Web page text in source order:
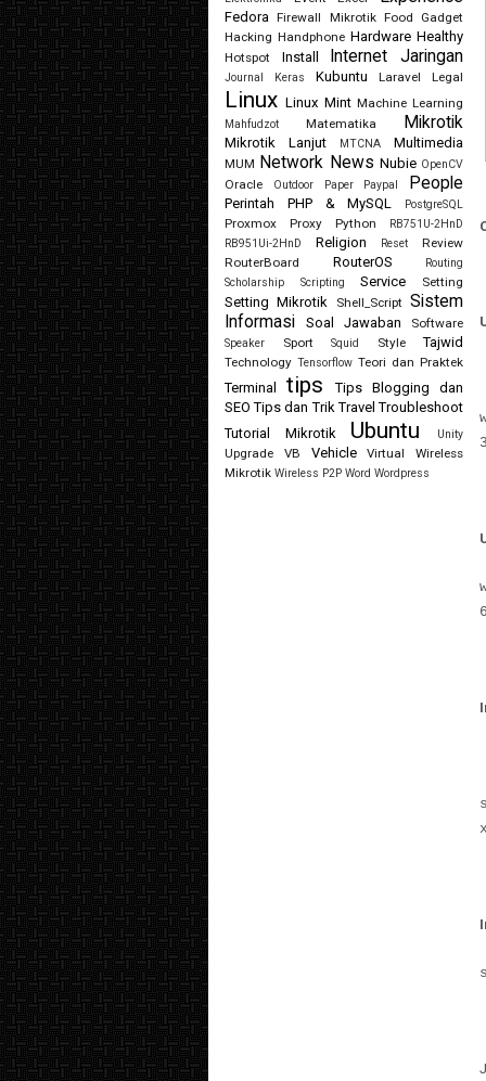
Fedora Firewall Mikrotik Food
Gadget
Hacking Handphone Hardware Healthy
Hotspot Install Internet Jaringan
Journal Keras Kubuntu Laravel Legal
Linux Linux Mint Machine Learning
Mahfudzot Matematika Mikrotik
Mikrotik Lanjut MTCNA Multimedia
MUM Network News Nubie OpenCV
Oracle Outdoor Paper Paypal People
Perintah PHP & MySQL PostgreSQL
Proxmox Proxy Python
RB751U-2HnD
RB951Ui-2HnD
Religion Reset
Review
RouterBoard
RouterOS
Routing
Scholarship
Scripting Service Setting
Setting Mikrotik Shell_Script Sistem
Informasi
Soal Jawaban Software
Speaker Sport Squid Style Tajwid
Technology Tensorflow Teori dan Praktek
Terminal tips
Tips Blogging dan
SEO Tips dan Trik Travel Troubleshoot
Tutorial Mikrotik
Ubuntu Unity
Upgrade VB Vehicle Virtual
Wireless
Mikrotik Wireless P2P Word Wordpress